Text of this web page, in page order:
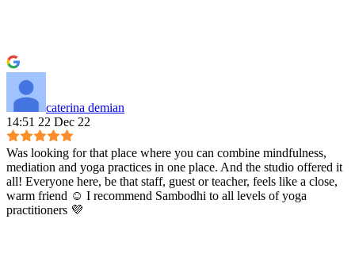
caterina demian
14:51 22 Dec 22
Was looking for that place where you can combine mindfulness,
mediation and yoga practices in one place. And the studio offered it
all! Everyone here, be that staff, guest or teacher, feels like a close,
warm friend ☺️ I recommend Sambodhi to all levels of yoga
practitioners 💜